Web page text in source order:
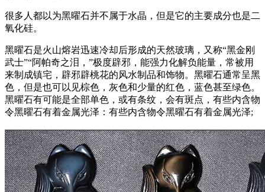
很多人都以为黑曜石并不属于水晶，但是它的主要成分也是二
氧化硅。
黑曜石是火山熔岩迅速冷却后形成的天然玻璃，又称“黑金刚
武士”“阿帕奇之泪，”极度辟邪，能强力化解负能量，常被用
来制成镇宅，辟邪辟桃花的风水制品和饰物。黑曜石通常呈黑
色，但是也可以见棕色，灰色和少量的红色，蓝色甚至绿色。
黑曜石有可能是全部单色，或有条纹，会有斑点，有些内含物
令黑曜石有着金属光泽：有些内含物令黑曜石有着金属光泽;